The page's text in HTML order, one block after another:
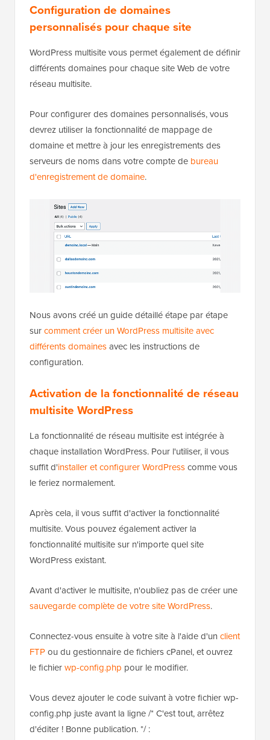
Configuration de domaines
personnalisés pour chaque site
WordPress multisite vous permet également de définir
différents domaines pour chaque site Web de votre
réseau multisite.
Pour configurer des domaines personnalisés, vous
devrez utiliser la fonctionnalité de mappage de
domaine et mettre à jour les enregistrements des
serveurs de noms dans votre compte de bureau
d'enregistrement de domaine.
Nous avons créé un guide détaillé étape par étape
surcomment créer un WordPress multisite avec
différents domainesavec les instructions de
configuration.
Activation de la fonctionnalité de réseau
multisite WordPress
La fonctionnalité de réseau multisite est intégrée à
chaque installation WordPress. Pour l'utiliser, il vous
suffit d'installer et configurer WordPresscomme vous
le feriez normalement.
Après cela, il vous suffit d'activer la fonctionnalité
multisite. Vous pouvez également activer la
fonctionnalité multisite sur n'importe quel site
WordPress existant.
Avant d'activer le multisite, n'oubliez pas de créer une
sauvegarde complète de votre site WordPress.
Connectez-vous ensuite à votre site à l'aide d'un client
FTPou du gestionnaire de fichiers cPanel, et ouvrez
le fichierwp-config.php pour le modifier.
Vous devez ajouter le code suivant à votre fichier wp-
config.php juste avant la ligne /* C'est tout, arrêtez
d'éditer ! Bonne publication. */ :